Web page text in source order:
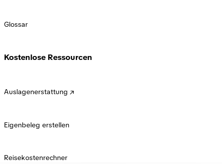
Glossar
Kostenlose Ressourcen
Auslagenerstattung
Eigenbeleg erstellen
Reisekostenrechner